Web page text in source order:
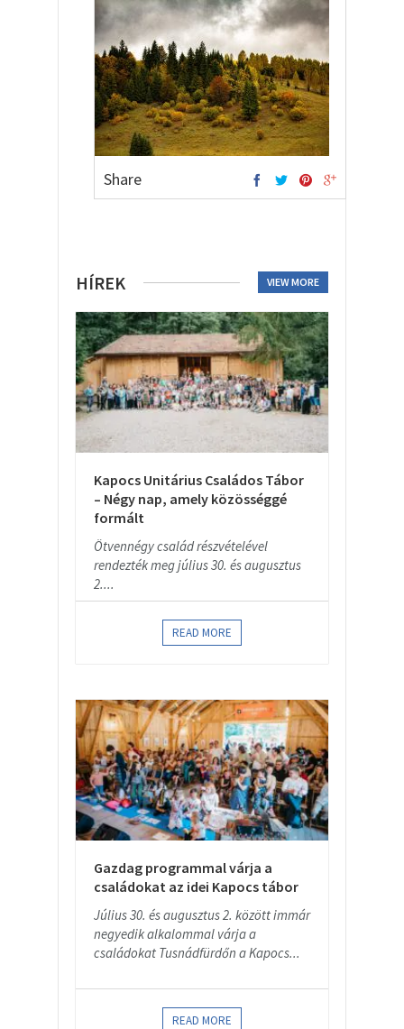
Share
HÍREK VIEW MORE
Kapocs Unitárius Családos Tábor
– Négy nap, amely közösséggé
formált
Ötvennégy család részvételével
rendezték meg július 30. és augusztus
2....
READ MORE
Gazdag programmal várja a
családokat az idei Kapocs tábor
Július 30. és augusztus 2. között immár
negyedik alkalommal várja a
családokat Tusnádfürdőn a Kapocs...
READ MORE